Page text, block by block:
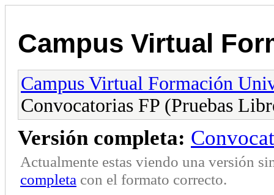
Campus Virtual
Campus Virtual Formación
Convocatorias FP (Pruebas
Versión completa:
Actualmente estas viendo una versión
completa con el formato correcto.